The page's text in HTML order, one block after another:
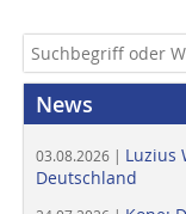
News
03.08.2026 | Luzius
Deutschland